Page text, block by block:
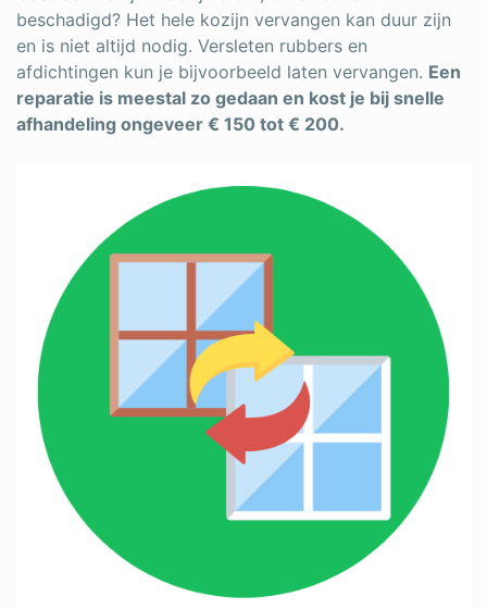
beschadigd? Het hele kozijn vervangen kan duur zijn
en is niet altijd nodig. Versleten rubbers en
afdichtingen kun je bijvoorbeeld laten vervangen. Een
reparatie is meestal zo gedaan en kost je bij snelle
afhandeling ongeveer € 150 tot € 200.